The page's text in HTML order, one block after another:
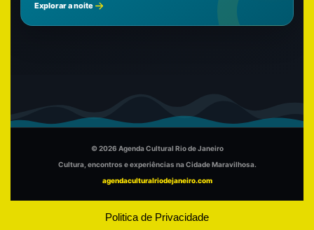
Explorar a noite
© 2026 Agenda Cultural Rio de Janeiro
Cultura, encontros e experiências na Cidade Maravilhosa.
agendaculturalriodejaneiro.com
Politica de Privacidade